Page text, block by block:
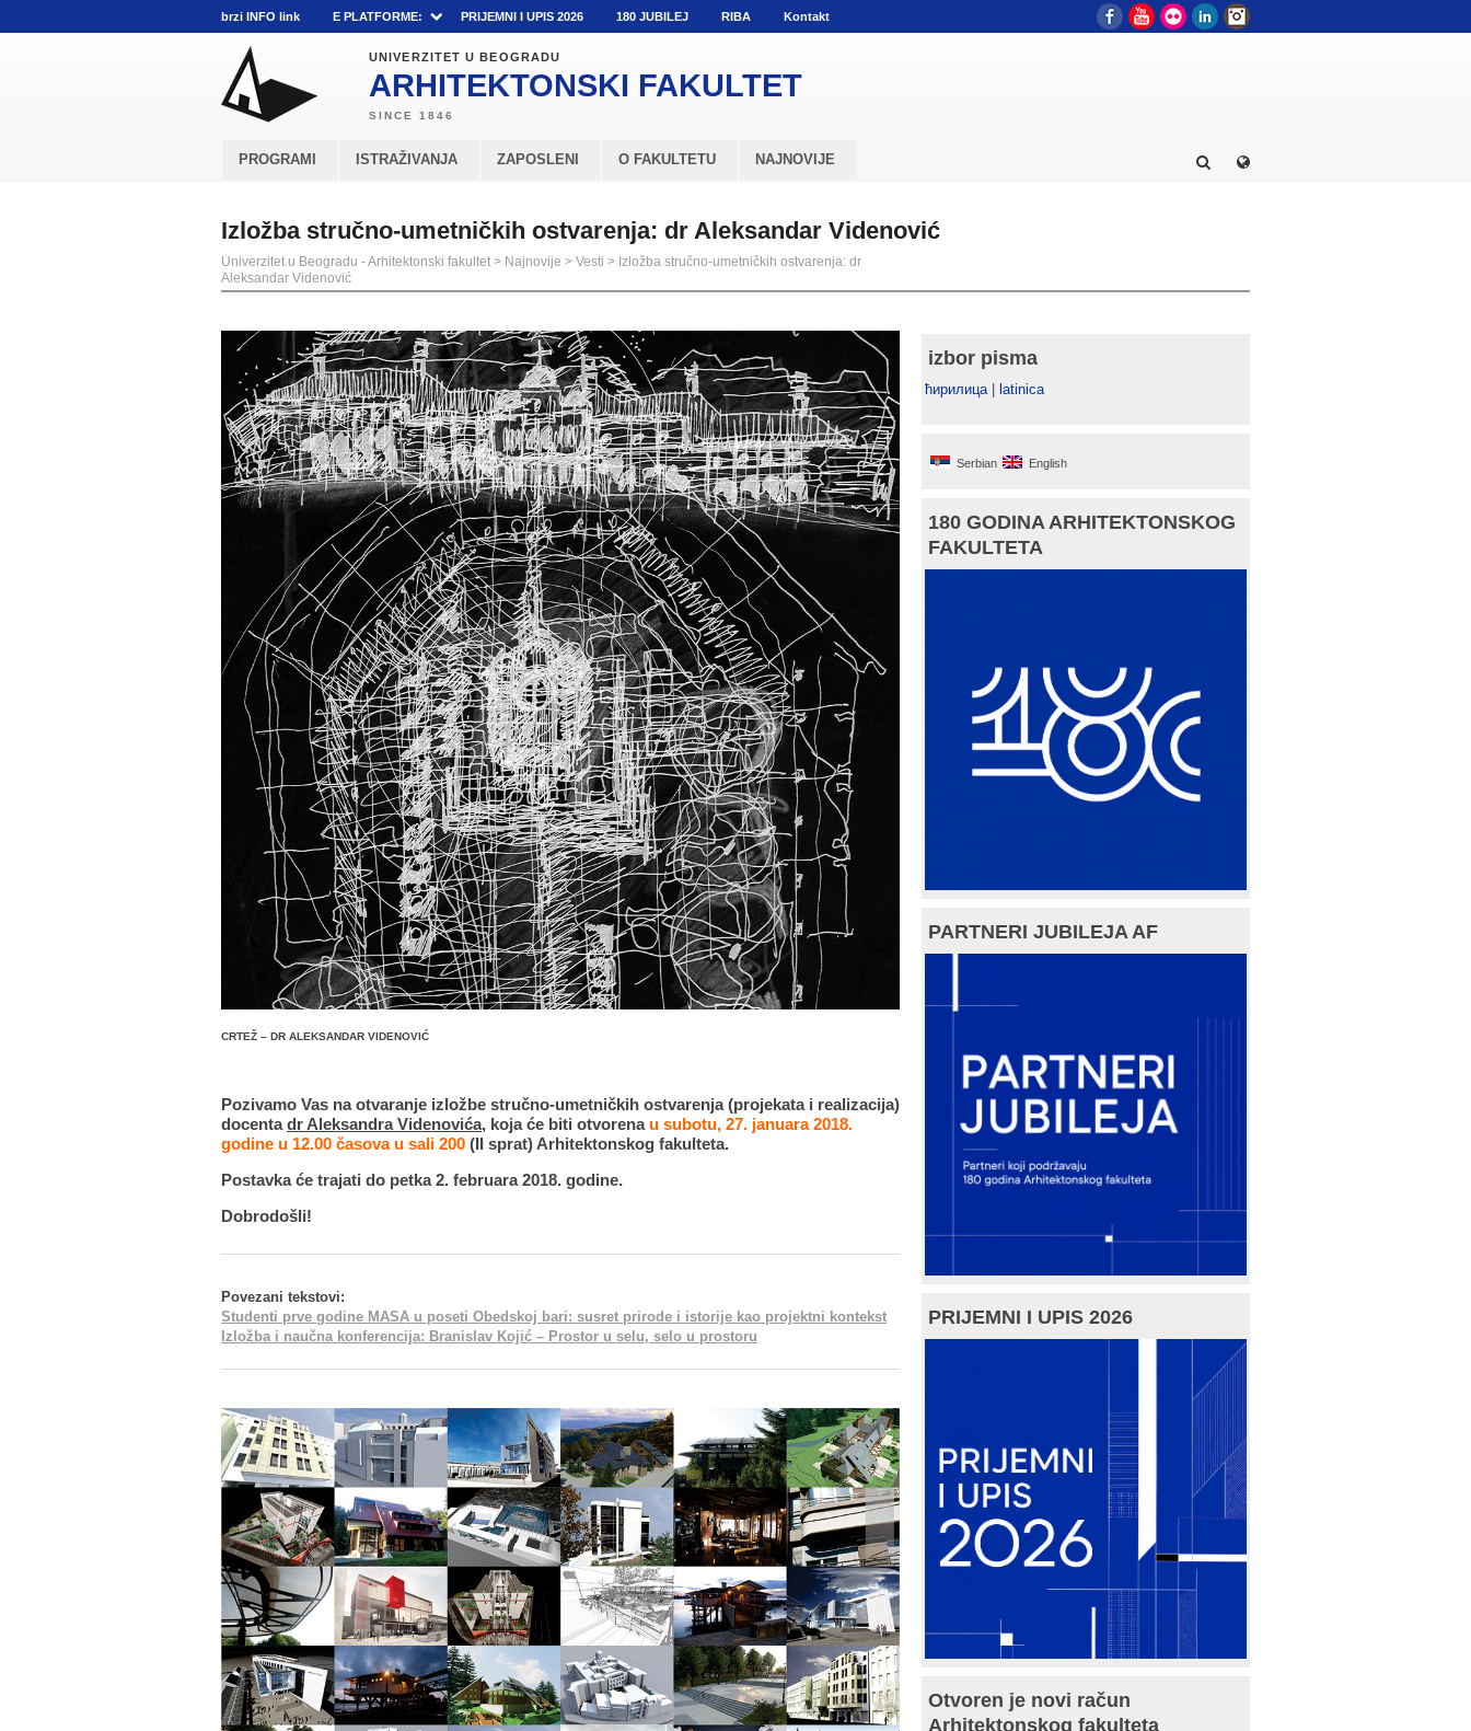
brzi INFO link E PLATFORME: PRIJEMNI I UPIS 2026 180 JUBILEJ RIBA Kontakt FacebookYouTube
Flickr LinkedIn
UNIVERZITET U BEOGRADU
ARHITEKTONSKI FAKULTET
PROGRAMI ISTRAŽIVANJA ZAPOSLENI O FAKULTETU NAJNOVIJE
Izložba stručno-umetničkih ostvarenja: dr Aleksandar Videnović
Univerzitet u Beogradu - Arhitektonski fakultet > Najnovije > Vesti > Izložba stručno-umetničkih ostvarenja: dr
Aleksandar Videnović
CRTEŽ – DR ALEKSANDAR VIDENOVIĆ
Pozivamo Vas na otvaranje izložbe stručno-umetničkih ostvarenja (projekata i realizacija)
docentadr Aleksandra Videnovića, koja će biti otvorena u subotu, 27. januara 2018.
godine u 12.00 časova u sali 200 (II sprat) Arhitektonskog fakulteta.
Postavka će trajati do petka 2. februara 2018. godine.
Dobrodošli!
Povezani tekstovi:
Studenti prve godine MASA u poseti Obedskoj bari: susret prirode i istorije kao projektni kontekst
Izložba i naučna konferencija: Branislav Kojić – Prostor u selu, selo u prostoru
izbor pisma
ћирилица| latinica
Serbian English
180 GODINA ARHITEKTONSKOG
FAKULTETA
PARTNERI JUBILEJA AF
PRIJEMNI I UPIS 2026
Otvoren je novi račun
Arhitektonskog fakulteta